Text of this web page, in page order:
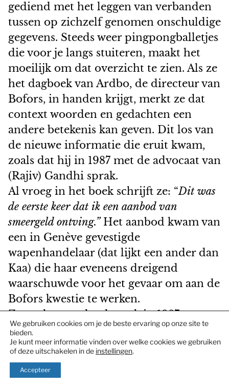
gediend met het leggen van verbanden
tussen op zichzelf genomen onschuldige
gegevens. Steeds weer pingpongballetjes
die voor je langs stuiteren, maakt het
moeilijk om dat overzicht te zien. Als ze
het dagboek van Ardbo, de directeur van
Bofors, in handen krijgt, merkt ze dat
context woorden en gedachten een
andere betekenis kan geven. Dit los van
de nieuwe informatie die eruit kwam,
zoals dat hij in 1987 met de advocaat van
(Rajiv) Gandhi sprak.
Al vroeg in het boek schrijft ze: “Dit was
de eerste keer dat ik een aanbod van
smeergeld ontving.”Het aanbod kwam van
een in Genève gevestigde
wapenhandelaar (dat lijkt een ander dan
Kaa) die haar eveneens dreigend
waarschuwde voor het gevaar om aan de
Bofors kwestie te werken.
Ze analyseert dat de zaak in 1987
opgelost had kunnen zijn als de Indiase
overheid aan de Zwitserse assistentie
had gevraagd. Er was al vroeg voldoende
bekend om zo’n verzoek kansrijk in te
We gebruiken cookies om je de beste ervaring op onze site te
bieden.
Je kunt meer informatie vinden over welke cookies we gebruiken
of deze uitschakelen in de instellingen.
Accepteer